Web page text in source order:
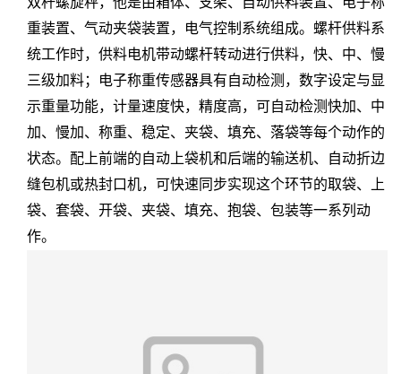
重装置、气动夹袋装置，电气控制系统组成。螺杆供料系
统工作时，供料电机带动螺杆转动进行供料，快、中、慢
三级加料；电子称重传感器具有自动检测，数字设定与显
示重量功能，计量速度快，精度高，可自动检测快加、中
加、慢加、称重、稳定、夹袋、填充、落袋等每个动作的
状态。配上前端的自动上袋机和后端的输送机、自动折边
缝包机或热封口机，可快速同步实现这个环节的取袋、上
袋、套袋、开袋、夹袋、填充、抱袋、包装等一系列动
作。